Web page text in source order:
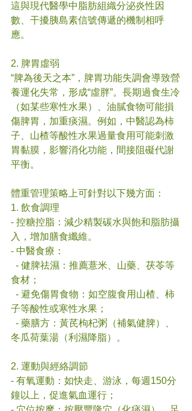
這與現代醫學中脂肪組織分泌炎性因
數、干擾胰島素信號傳遞的機制相呼
應。
2. 脾胃虛弱
“脾為後天之本”，脾胃功能失調會導致營
養運化失常，形成“虛胖”。長期過食生冷
（如某些寒性水果）、油膩食物可能損
傷脾胃，加重痰濕。例如，中醫認為柿
子、山楂等酸性水果過量食用可能刺激
胃黏膜，影響消化功能，間接阻礙代謝
平衡。
體重管理策略上可針對以下幾方面：
1. 飲食調理
- 控糖控脂：減少精製碳水與飽和脂肪攝
入，增加膳食纖維。
- 中醫食療：
- 健脾祛濕：推薦薏米、山藥、茯苓等
食材；
- 避免傷胃食物：如空腹食用山楂、柿
子等酸性或寒性水果；
- 藥膳方：黃芪枸杞粥（補氣健脾）、
冬瓜荷葉湯（利濕降脂）。
2. 運動與經絡調節
- 有氧運動：如快走、游泳，每週150分
鐘以上，促進氣血運行；